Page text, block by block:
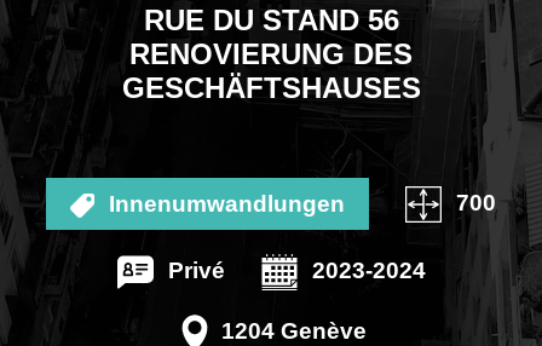
RUE DU STAND 56
RENOVIERUNG DES
GESCHÄFTSHAUSES
Innenumwandlungen 700
Privé 2023-2024
1204 Genève